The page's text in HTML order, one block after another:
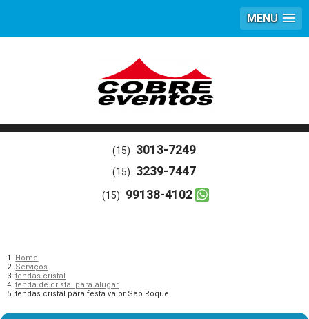
MENU
(15) 3013-7249
(15) 3239-7447
(15) 99138-4102
Home
Serviços
tendas cristal
tenda de cristal para alugar
tendas cristal para festa valor São Roque